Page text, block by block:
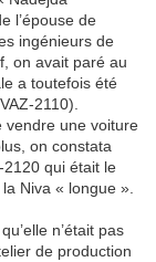
l’épouse de
ingénieurs de
on avait paré au
a toutefois été
2110).
vendre une voiture
on constata
2120 qui était le
Niva « longue ».
n’était pas
de production